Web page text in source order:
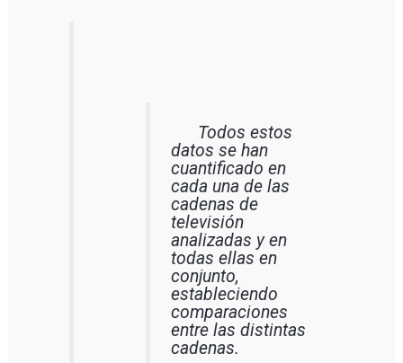
Todos estos
datos se han
cuantificado en
cada una de las
cadenas de
televisión
analizadas y en
todas ellas en
conjunto,
estableciendo
comparaciones
entre las distintas
cadenas.